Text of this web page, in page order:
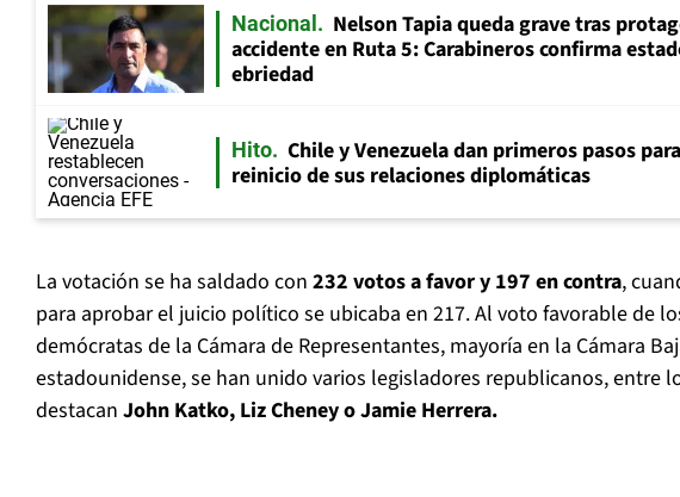
Nacional
Nelson Tapia queda grave tras
accidente en Ruta 5: Carabineros confirma
ebriedad
Hito
Chile y Venezuela dan primeros pasos
reinicio de sus relaciones diplomáticas
La votación se ha saldado con 232 votos a favor y 197 en contra,
para aprobar el juicio político se ubicaba en 217. Al voto favorable de
demócratas de la Cámara de Representantes, mayoría en la Cámara
estadounidense, se han unido varios legisladores republicanos, entre
destacan John Katko, Liz Cheney o Jamie Herrera.